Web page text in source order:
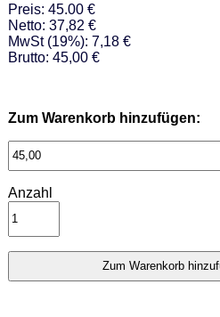
Preis: 45.00 €
Netto: 37,82 €
MwSt (19%): 7,18 €
Brutto: 45,00 €
Zum Warenkorb hinzufügen:
Anzahl